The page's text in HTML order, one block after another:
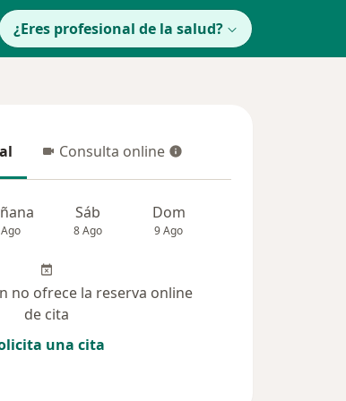
¿Eres profesional de la salud?
Consulta online
Consulta online
Sáb
8 Ago
Dom
9 Ago
no ofrece la reserva online
de cita
una cita